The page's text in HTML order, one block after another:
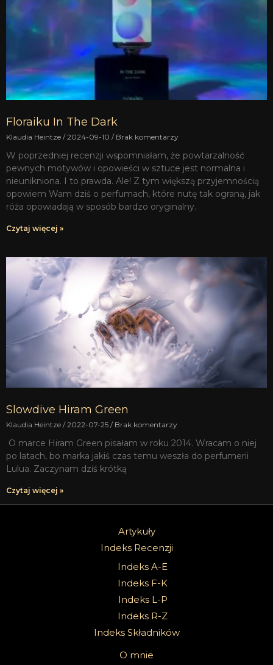
Floraiku In The Dark
Klaudia Heintze 2024-09-10 Brak komentarzy
W poprzedniej recenzji wspomniałam, że powtarzalność
pewnych motywów i opowieści w sztuce jest normalna i
nieunikniona. I to prawda. Ale! Z tym większą przyjemnością
opowiem Wam dziś o perfumach, które nutę tak ograną, jak
róża opowiadają w sposób bardzo oryginalny.
Czytaj więcej »
Slowdive Hiram Green
Klaudia Heintze 2022-07-25 Brak komentarzy
O marce Hiram Green pisałam w roku 2014. Wracam o niej
po latach, bo marka jakiś czas temu weszła do perfumerii
Lulua. Zaczynam dziś krótką
Czytaj więcej »
Artykuły
Indeks Recenzji
Indeks A-E
Indeks F-K
Indeks L-P
Indeks R-Z
Indeks Składników
O mnie